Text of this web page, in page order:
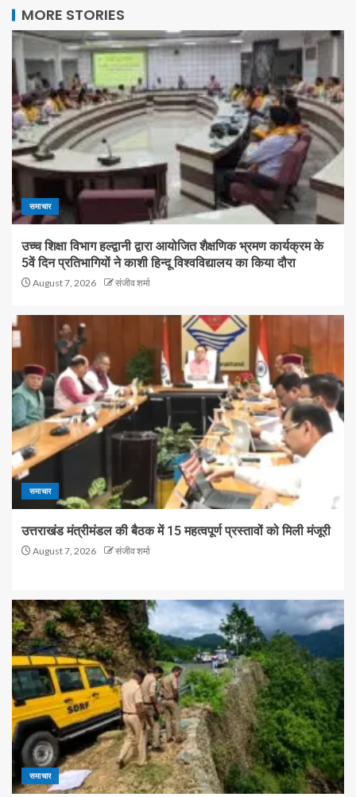
MORE STORIES
समाचार
उच्च शिक्षा विभाग हल्द्वानी द्वारा आयोजित शैक्षणिक भ्रमण कार्यक्रम के
5वें दिन प्रतिभागियों ने काशी हिन्दू विश्वविद्यालय का किया दौरा
August 7, 2026 संजीव शर्मा
समाचार
उत्तराखंड मंत्रीमंडल की बैठक में 15 महत्वपूर्ण प्रस्तावों को मिली मंजूरी
August 7, 2026 संजीव शर्मा
समाचार